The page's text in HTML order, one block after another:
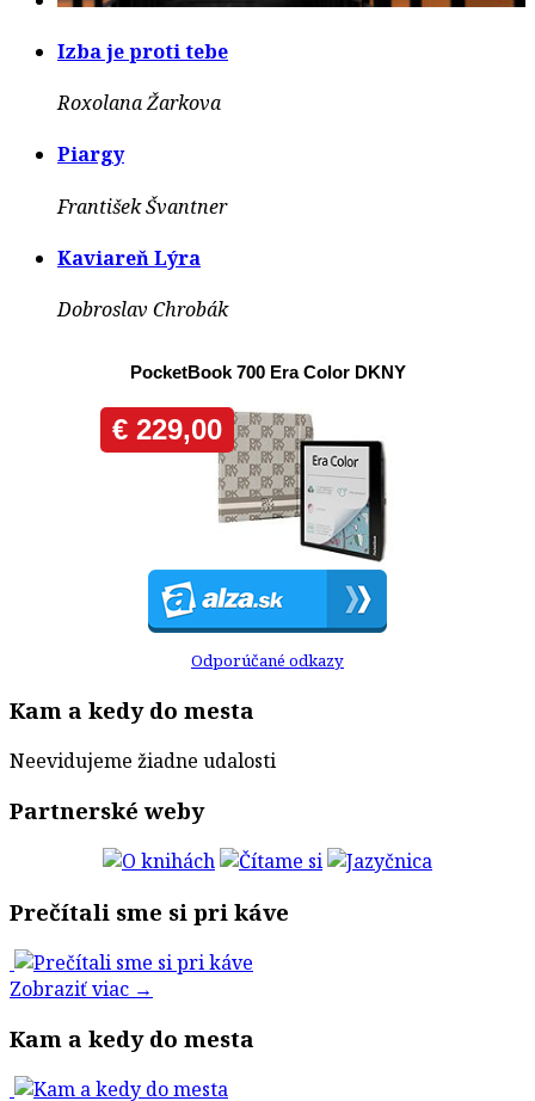
Izba je proti tebe
Roxolana Žarkova
Piargy
František Švantner
Kaviareň Lýra
Dobroslav Chrobák
Odporúčané odkazy
Kam a kedy do mesta
Neevidujeme žiadne udalosti
Partnerské weby
Prečítali sme si pri káve
Zobraziť viac →
Kam a kedy do mesta